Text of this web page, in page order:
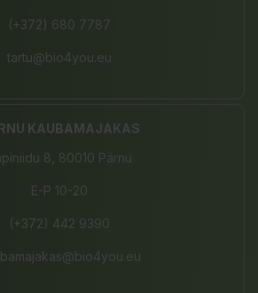
(+372) 680 7787
tartu@bio4you.eu
KAUBAMAJAKAS
8, 80010 Pärnu
E-P 10-20
(+372) 442 9390